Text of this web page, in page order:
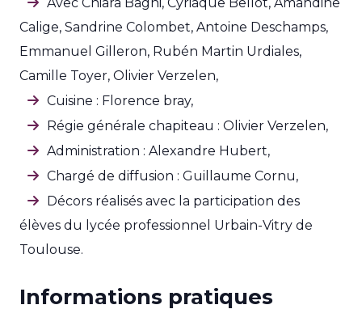
Calige, Sandrine Colombet, Antoine Deschamps,
Emmanuel Gilleron, Rubén Martin Urdiales,
Camille Toyer, Olivier Verzelen,
Cuisine : Florence bray,
Régie générale chapiteau : Olivier Verzelen,
Administration : Alexandre Hubert,
Chargé de diffusion : Guillaume Cornu,
Décors réalisés avec la participation des
élèves du lycée professionnel Urbain-Vitry de
Toulouse.
Informations pratiques